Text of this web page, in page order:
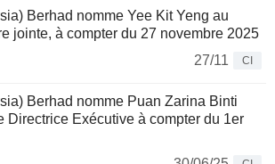
Berhad nomme Yee Kit Yeng au
jointe, à compter du 27 novembre 2025
27/11
CI
Berhad nomme Puan Zarina Binti
Directrice Exécutive à compter du 1er